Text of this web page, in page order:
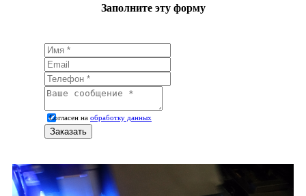
Заполните эту форму
Согласен на обработку данных